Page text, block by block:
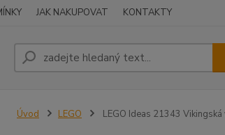
JAK NAKUPOVAT KONTAKTY
Úvod LEGO LEGO Ideas 21343 Vikingská